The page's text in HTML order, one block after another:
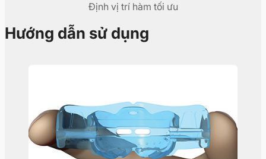
Định vị trí hàm tối ưu
Hướng dẫn sử dụng